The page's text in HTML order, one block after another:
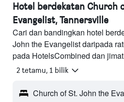
Hotel berdekatan Church
Evangelist, Tannersville
Cari dan bandingkan hotel
John the Evangelist daripada
pada HotelsCombined dan
2 tetamu, 1 bilik